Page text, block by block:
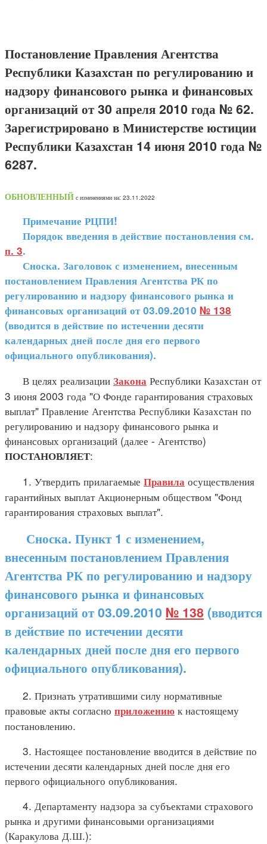
Постановление Правления Агентства
Республики Казахстан по регулированию и
надзору финансового рынка и финансовых
организаций от 30 апреля 2010 года № 62.
Зарегистрировано в Министерстве юстиции
Республики Казахстан 14 июня 2010 года №
6287.
ОБНОВЛЕННЫЙ с изменениями на: 23.11.2022
Примечание РЦПИ!
Порядок введения в действие постановления см.
п. 3.
Сноска. Заголовок с изменением, внесенным
постановлением Правления Агентства РК по
регулированию и надзору финансового рынка и
финансовых организаций от 03.09.2010 № 138
(вводится в действие по истечении десяти
календарных дней после дня его первого
официального опубликования).
В целях реализации Закона Республики Казахстан от
3 июня 2003 года "О Фонде гарантирования страховых
выплат" Правление Агентства Республики Казахстан по
регулированию и надзору финансового рынка и
финансовых организаций (далее - Агентство)
ПОСТАНОВЛЯЕТ:
1. Утвердить прилагаемые Правила осуществления
гарантийных выплат Акционерным обществом "Фонд
гарантирования страховых выплат".
Сноска. Пункт 1 с изменением,
внесенным постановлением Правления
Агентства РК по регулированию и надзору
финансового рынка и финансовых
организаций от 03.09.2010 № 138 (вводится
в действие по истечении десяти
календарных дней после дня его первого
официального опубликования).
2. Признать утратившими силу нормативные
правовые акты согласно приложению к настоящему
постановлению.
3. Настоящее постановление вводится в действие по
истечении десяти календарных дней после дня его
первого официального опубликования.
4. Департаменту надзора за субъектами страхового
рынка и другими финансовыми организациями
(Каракулова Д.Ш.):